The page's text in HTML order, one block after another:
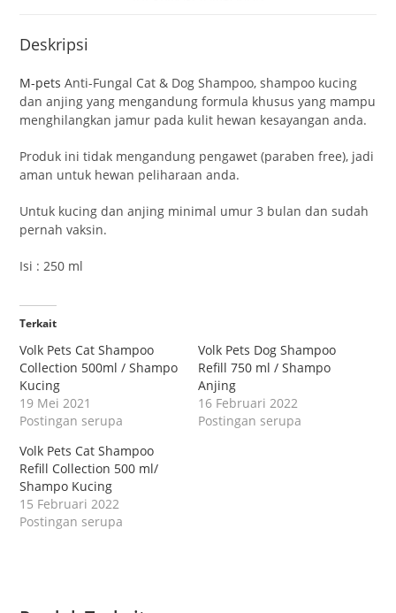
Deskripsi
M-pets Anti-Fungal Cat & Dog Shampoo, shampoo kucing
dan anjing yang mengandung formula khusus yang mampu
menghilangkan jamur pada kulit hewan kesayangan anda.
Produk ini tidak mengandung pengawet (paraben free), jadi
aman untuk hewan peliharaan anda.
Untuk kucing dan anjing minimal umur 3 bulan dan sudah
pernah vaksin.
Isi : 250 ml
Terkait
Volk Pets Cat Shampoo
Collection 500ml / Shampo
Kucing
19 Mei 2021
Postingan serupa
Volk Pets Dog Shampoo
Refill 750 ml / Shampo
Anjing
16 Februari 2022
Postingan serupa
Volk Pets Cat Shampoo
Refill Collection 500 ml/
Shampo Kucing
15 Februari 2022
Postingan serupa